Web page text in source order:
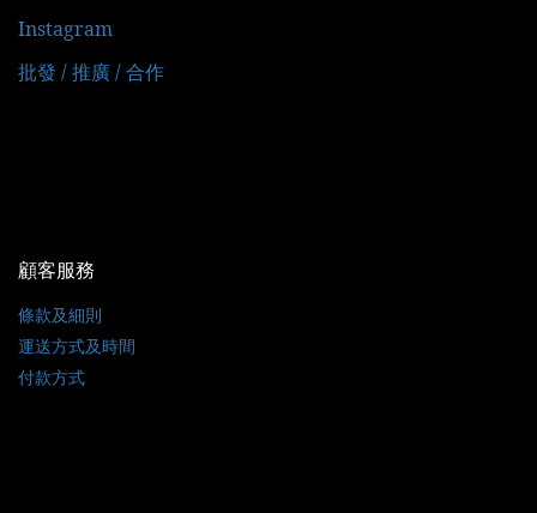
Instagram
批發 / 推廣 / 合作
顧客服務
條款及細則
運送方式及時間
付款方式